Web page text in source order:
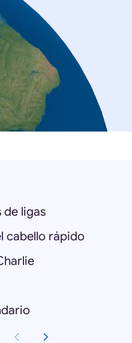
de ligas
cabello rápido